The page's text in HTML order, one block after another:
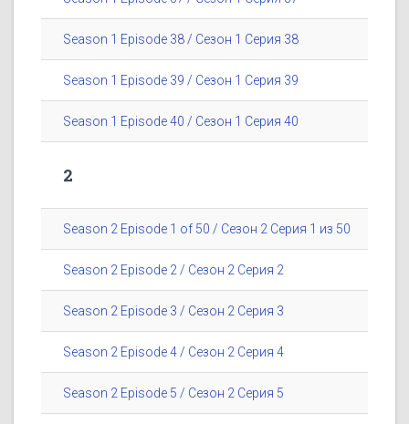
Season 1 Episode 38 / Сезон 1 Серия 38
Season 1 Episode 39 / Сезон 1 Серия 39
Season 1 Episode 40 / Сезон 1 Серия 40
2
Season 2 Episode 1 of 50 / Сезон 2 Серия 1 из 50
Season 2 Episode 2 / Сезон 2 Серия 2
Season 2 Episode 3 / Сезон 2 Серия 3
Season 2 Episode 4 / Сезон 2 Серия 4
Season 2 Episode 5 / Сезон 2 Серия 5